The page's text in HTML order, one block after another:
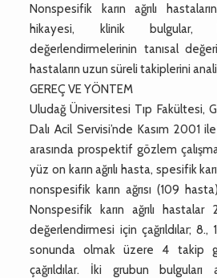
Nonspesifik karın ağrılı
hikayesi, klinik bulgular,
değerlendirmelerinin tanısal
hastaların uzun süreli takiplerini
GEREÇ VE YÖNTEM
Uludağ Üniversitesi Tıp Fakültesi,
Dalı Acil Servisi’nde Kasım 2001
arasında prospektif gözlem
yüz on karın ağrılı hasta, spesifik
nonspesifik karın ağrısı (109
Nonspesifik karın ağrılı
değerlendirmesi için çağrıldılar; 8.,
sonunda olmak üzere 4 takip
çağrıldılar. İki grubun bulguları